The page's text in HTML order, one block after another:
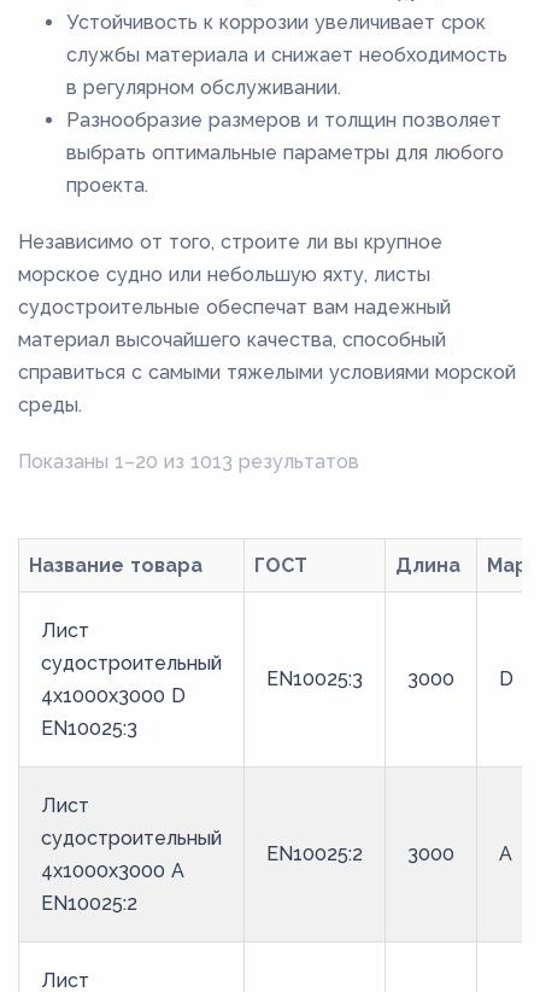
5100
5200
5500
5600
6000
6200
6300
6400
7000
7300
Устойчивость к коррозии увеличивает срок
службы материала и снижает необходимость
в регулярном обслуживании.
Разнообразие размеров и толщин позволяет
выбрать оптимальные параметры для любого
проекта.
Независимо от того, строите ли вы крупное
морское судно или небольшую яхту, листы
судостроительные обеспечат вам надежный
материал высочайшего качества, способный
справиться с самыми тяжелыми условиями морской
среды.
Показаны 1–20 из 1013 результатов
Название товара ГОСТ Длина
Лист
судостроительный
4x1000x3000 D
EN10025:3
EN10025:3 3000 D
Лист
судостроительный
4x1000x3000 A
EN10025:2
EN10025:2 3000 A
Лист